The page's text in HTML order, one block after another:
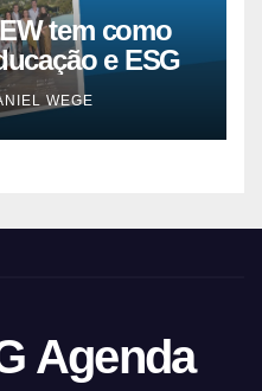
tem como
e ESG
WEGE
Agenda